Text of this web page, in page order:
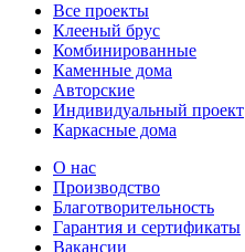
Все проекты
Клееный брус
Комбинированные
Каменные дома
Авторские
Индивидуальный проект
Каркасные дома
О нас
Производство
Благотворительность
Гарантия и сертификаты
Вакансии